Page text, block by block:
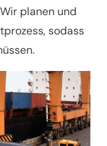
planen und
sodass